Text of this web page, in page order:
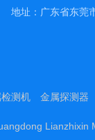
地址：广东省东莞
测机 金属探测器
Lianzhixin